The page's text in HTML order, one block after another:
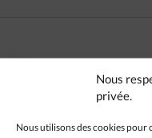
Nous
privée.
Nous utilisons des cookies pour